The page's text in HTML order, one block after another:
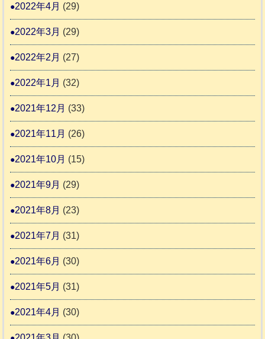
2022年4月 (29)
2022年3月 (29)
2022年2月 (27)
2022年1月 (32)
2021年12月 (33)
2021年11月 (26)
2021年10月 (15)
2021年9月 (29)
2021年8月 (23)
2021年7月 (31)
2021年6月 (30)
2021年5月 (31)
2021年4月 (30)